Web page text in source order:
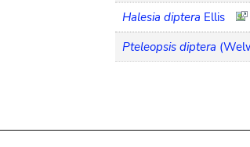
Halesia diptera Ellis
Pteleopsis diptera